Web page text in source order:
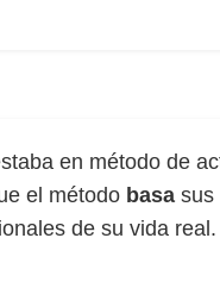
en método de
el método basa sus
de su vida real.